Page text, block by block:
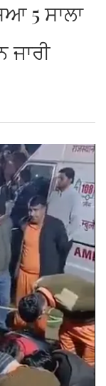
5 ਸਾਲਾ